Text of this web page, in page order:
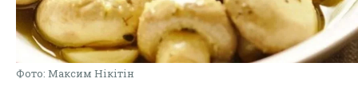
Фото: Максим Нікітін